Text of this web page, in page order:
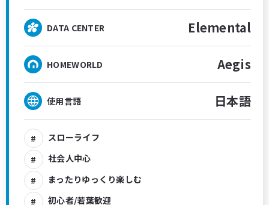
DATA CENTER Elemental
HOMEWORLD Aegis
使用言語 日本語
スローライフ
社会人中心
まったりゆっくり楽しむ
初心者/若葉歓迎